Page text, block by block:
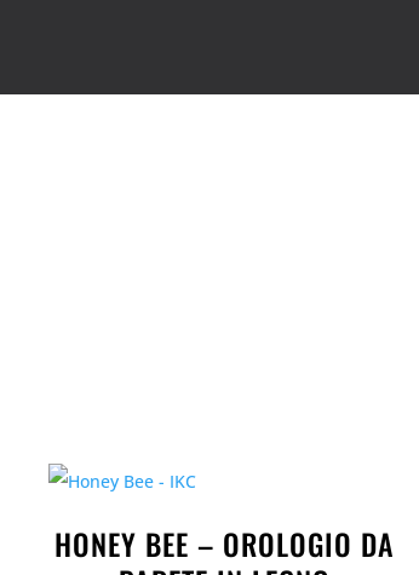
HONEY BEE – OROLOGIO DA